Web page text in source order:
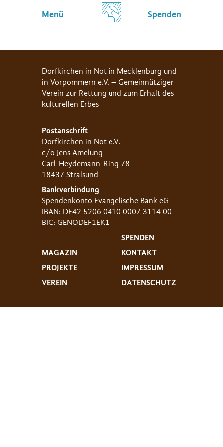
Menü Spenden
Dorfkirchen in Not in Mecklenburg und
in Vorpommern e.V. – Gemeinnütziger
Verein zur Rettung und zum Erhalt des
kulturellen Erbes
Postanschrift
Dorfkirchen in Not e.V.
c/o Jens Amelung
Carl-Heydemann-Ring 78
18437 Stralsund
Bankverbindung
Spendenkonto Evangelische Bank eG
IBAN: DE42 5206 0410 0007 3114 00
BIC: GENODEF1EK1
MAGAZIN
PROJEKTE
VEREIN
SPENDEN
KONTAKT
IMPRESSUM
DATENSCHUTZ